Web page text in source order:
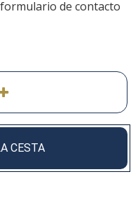
de contacto
CESTA